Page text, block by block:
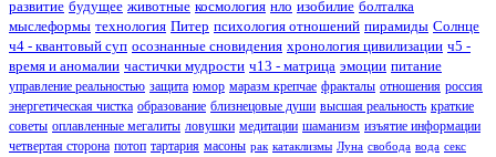
развитие будущее животные космология нло изобилие болталка
мыслеформы технология Питер психология отношений пирамиды Солнце
ч4 - квантовый суп осознанные сновидения хронология цивилизации ч5 -
время и аномалии частички мудрости ч13 - матрица эмоции питание
управление реальностью защита юмор маразм крепчае фракталы отношения россия
энергетическая чистка образование близнецовые души высшая реальность краткие
советы оплавленные мегалиты ловушки медитации шаманизм изъятие информации
четвертая сторона потоп тартария масоны рак катаклизмы Луна свобода вода секс